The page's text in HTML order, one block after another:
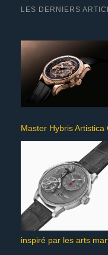
LES DERNIERS
Master Hybris
inspiré par les arts